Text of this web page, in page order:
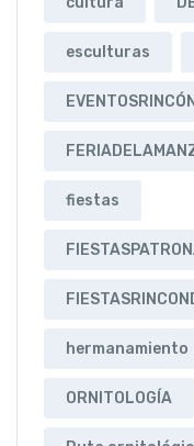
esculturas
fiestas
hermanamiento
ORNITOLOGÍA